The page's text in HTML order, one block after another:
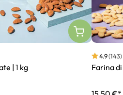
| 1 kg
4.9(143)
Farina